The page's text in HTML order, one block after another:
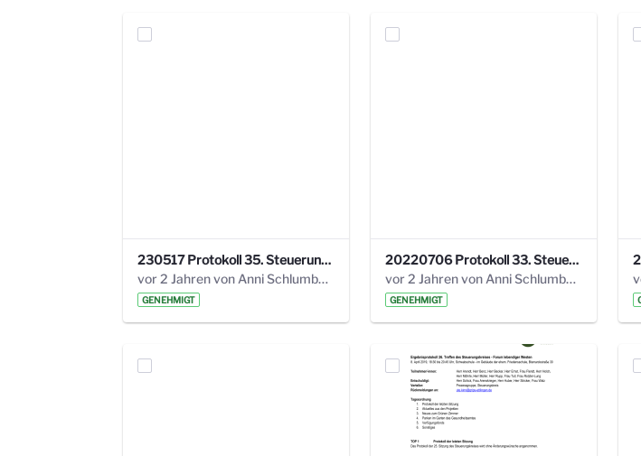
230517 Protokoll 35. Steuerungskreis.pdf
vor 2 Jahren von Anni Schlumberger
GENEHMIGT
20220706 Protokoll 33. Steuerungskreis.pdf
vor 2 Jahren von Anni Schlumberger
GENEHMIGT